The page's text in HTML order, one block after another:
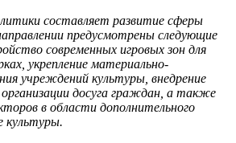
составляет развитие сферы
предусмотрены следующие
современных игровых зон для
укрепление материально-
учреждений культуры, внедрение
досуга граждан, а также
в области дополнительного
культуры.